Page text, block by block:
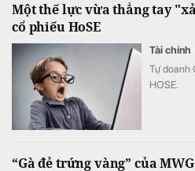
Một thế lực vừa thẳng tay
cổ phiếu HoSE
Tài chính
Tự doanh
HOSE.
“Gà đẻ trứng vàng” của